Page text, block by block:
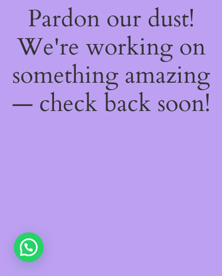
Pardon our dust!
We're working on
something amazing
— check back soon!